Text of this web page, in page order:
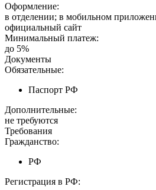
Оформление:
в отделении; в мобильном
официальный сайт
Минимальный платеж:
до 5%
Документы
Обязательные:
Паспорт РФ
Дополнительные:
не требуются
Требования
Гражданство:
РФ
Регистрация в РФ: